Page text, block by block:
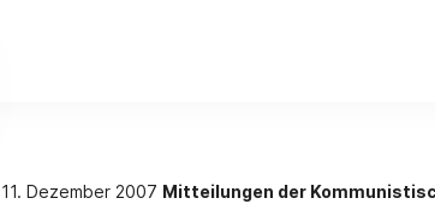
11. Dezember 2007 Mitteilungen der